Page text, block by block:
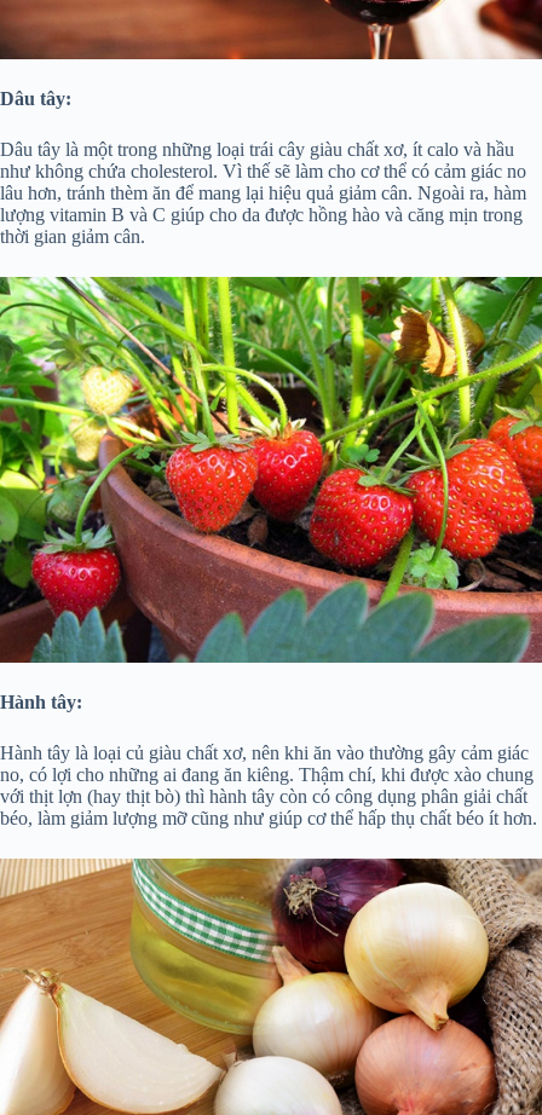
Dâu tây:
Dâu tây là một trong những loại trái cây giàu chất xơ, ít calo và hầu
như không chứa cholesterol. Vì thế sẽ làm cho cơ thể có cảm giác no
lâu hơn, tránh thèm ăn để mang lại hiệu quả giảm cân. Ngoài ra, hàm
lượng vitamin B và C giúp cho da được hồng hào và căng mịn trong
thời gian giảm cân.
Hành tây:
Hành tây là loại củ giàu chất xơ, nên khi ăn vào thường gây cảm giác
no, có lợi cho những ai đang ăn kiêng. Thậm chí, khi được xào chung
với thịt lợn (hay thịt bò) thì hành tây còn có công dụng phân giải chất
béo, làm giảm lượng mỡ cũng như giúp cơ thể hấp thụ chất béo ít hơn.